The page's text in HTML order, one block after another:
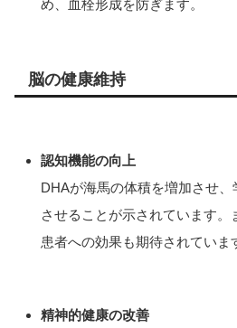
め、血栓形成を防ぎます。
脳の健康維持
認知機能の向上
DHAが海馬の体積を増加させ
させることが示されています。
患者への効果も期待されていま
精神的健康の改善